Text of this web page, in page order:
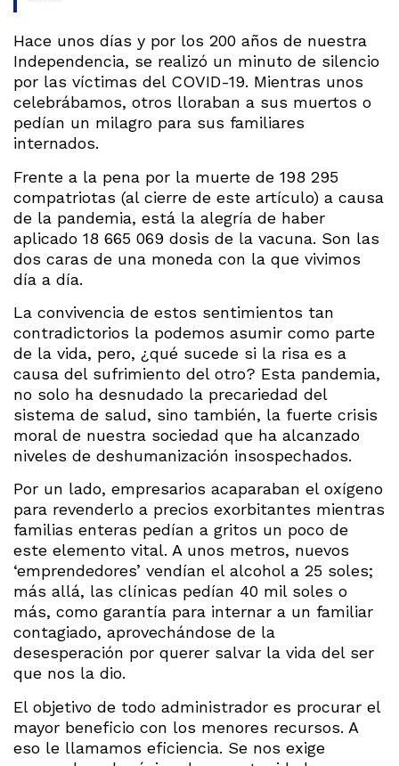
Hace unos días y por los 200 años de nuestra
Independencia, se realizó un minuto de silencio
por las víctimas del COVID-19. Mientras unos
celebrábamos, otros lloraban a sus muertos o
pedían un milagro para sus familiares
internados.
Frente a la pena por la muerte de 198 295
compatriotas (al cierre de este artículo) a causa
de la pandemia, está la alegría de haber
aplicado 18 665 069 dosis de la vacuna. Son las
dos caras de una moneda con la que vivimos
día a día.
La convivencia de estos sentimientos tan
contradictorios la podemos asumir como parte
de la vida, pero, ¿qué sucede si la risa es a
causa del sufrimiento del otro? Esta pandemia,
no solo ha desnudado la precariedad del
sistema de salud, sino también, la fuerte crisis
moral de nuestra sociedad que ha alcanzado
niveles de deshumanización insospechados.
Por un lado, empresarios acaparaban el oxígeno
para revenderlo a precios exorbitantes mientras
familias enteras pedían a gritos un poco de
este elemento vital. A unos metros, nuevos
‘emprendedores’ vendían el alcohol a 25 soles;
más allá, las clínicas pedían 40 mil soles o
más, como garantía para internar a un familiar
contagiado, aprovechándose de la
desesperación por querer salvar la vida del ser
que nos la dio.
El objetivo de todo administrador es procurar el
mayor beneficio con los menores recursos. A
eso le llamamos eficiencia. Se nos exige